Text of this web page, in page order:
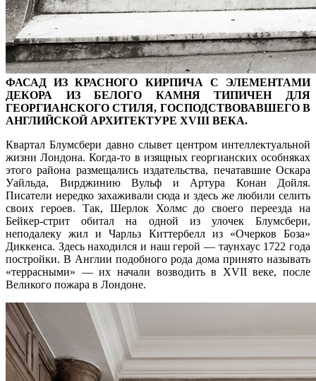
ФАСАД ИЗ КРАСНОГО КИРПИЧА С ЭЛЕМЕНТАМИ
ДЕКОРА ИЗ БЕЛОГО КАМНЯ ТИПИЧЕН ДЛЯ
ГЕОРГИАНСКОГО СТИЛЯ, ГОСПОДСТВОВАВШЕГО В
АНГЛИЙСКОЙ АРХИТЕКТУРЕ XVIII ВЕКА.
Квартал Блумсбери давно слывет центром интеллектуальной
жизни Лондона. Когда-то в изящных георгианских особняках
этого района размещались издательства, печатавшие Оскара
Уайльда, Вирджинию Вульф и Артура Конан Дойля.
Писатели нередко захаживали сюда и здесь же любили селить
своих героев. Так, Шерлок Холмс до своего переезда на
Бейкер-стрит обитал на одной из улочек Блумсбери,
неподалеку жил и Чарльз Киттербелл из «Очерков Боза»
Диккенса. Здесь находился и наш герой — таунхаус 1722 года
постройки. В Англии подобного рода дома принято называть
«террасными» — их начали возводить в XVII веке, после
Великого пожара в Лондоне.